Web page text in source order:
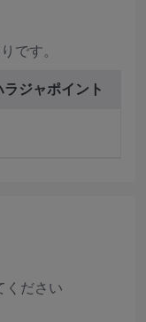
です。
ラジャポイント
ください